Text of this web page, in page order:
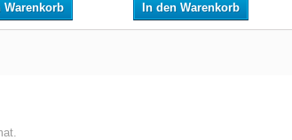
Warenkorb In den Warenkorb